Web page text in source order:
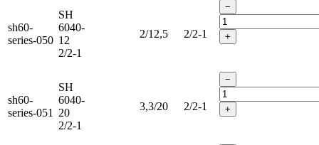
sh60-
series-050
SH
6040-
12
2/2-1
2/12,5 2/2-1
−
+
sh60-
series-051
SH
6040-
20
2/2-1
3,3/20 2/2-1
−
+